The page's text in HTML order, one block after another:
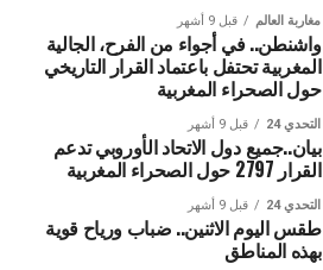
مغاربة العالم قبل 9 أشهر
واشنطن.. في أجواء من الفرح، الجالية
المغربية تحتفل باعتماد القرار التاريخي
حول الصحراء المغربية
التحدي 24 قبل 9 أشهر
بيان..جميع دول الاتحاد الأوروبي تدعم
القرار 2797 حول الصحراء المغربية
التحدي 24 قبل 9 أشهر
طقس اليوم الاثنين.. ضباب ورياح قوية
بهذه المناطق